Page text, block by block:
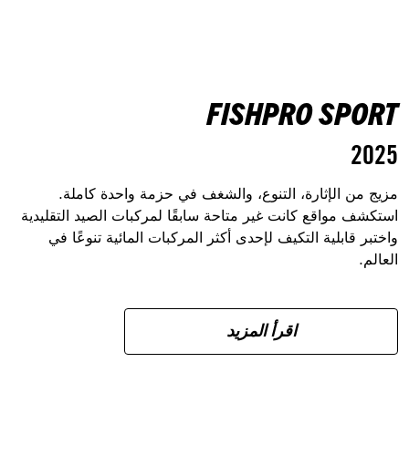
FISHPRO SPORT
2025
مزيج من الإثارة، التنوع، والشغف في حزمة واحدة كاملة.
استكشف مواقع كانت غير متاحة سابقًا لمركبات الصيد التقليدية
واختبر قابلية التكيف لإحدى أكثر المركبات المائية تنوعًا في
العالم.
اقرأ المزيد